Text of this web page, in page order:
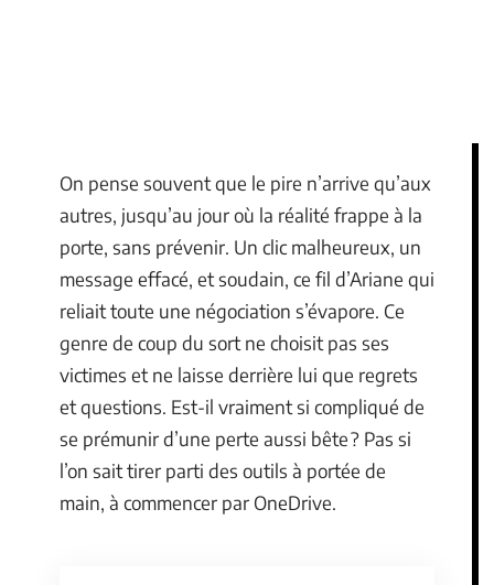
On pense souvent que le pire n’arrive qu’aux
autres, jusqu’au jour où la réalité frappe à la
porte, sans prévenir. Un clic malheureux, un
message effacé, et soudain, ce fil d’Ariane qui
reliait toute une négociation s’évapore. Ce
genre de coup du sort ne choisit pas ses
victimes et ne laisse derrière lui que regrets
et questions. Est-il vraiment si compliqué de
se prémunir d’une perte aussi bête ? Pas si
l’on sait tirer parti des outils à portée de
main, à commencer par OneDrive.